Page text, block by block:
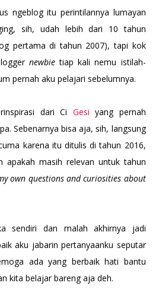
ngeblog itu perintilannya lumayan
sih, udah lebih dari 10 tahun
pertama di tahun 2007), tapi kok
newbie tiap kali nemu istilah-
pernah aku pelajari sebelumnya.
dari Ci Gesi yang pernah
Sebenarnya bisa aja, sih, langsung
karena itu ditulis di tahun 2016,
apakah masih relevan untuk tahun
own questions and curiosities about
sendiri dan malah akhirnya jadi
aku jabarin pertanyaanku seputar
ada yang berbaik hati bantu
kita belajar bareng aja deh.